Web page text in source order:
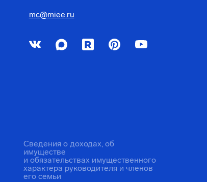
mc@miee.ru
Сведения о доходах, об
имуществе
и обязательствах имущественного
характера руководителя и членов
его семьи